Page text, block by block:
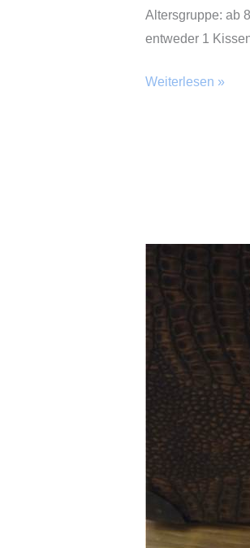
Altersgruppe: ab
entweder 1
Drucken
Weiterlesen »